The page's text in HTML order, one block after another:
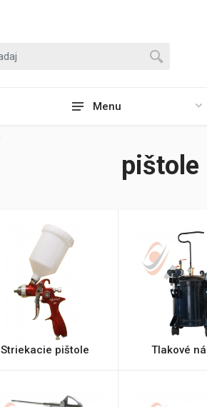
Menu
pištole
Striekacie pištole Tlakové